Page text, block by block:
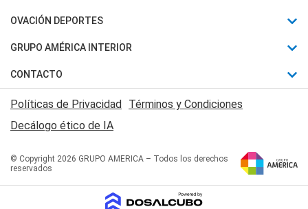
Política
Judiciales
Economia
Horóscopo
Motores
Trucos caseros
Series y Películas
Edictos y Solicitadas
OVACIÓN DEPORTES
Fútbol
Mundial
Automovilismo
Rugby
Básquet
GRUPO AMÉRICA INTERIOR
Canal 7 en Vivo
San Juan 8
CONTACTO
Acerca de Nosotros
Contactanos
Políticas de Privacidad Términos y Condiciones
Decálogo ético de IA
© Copyright 2026 GRUPO AMERICA – Todos los derechos
reservados